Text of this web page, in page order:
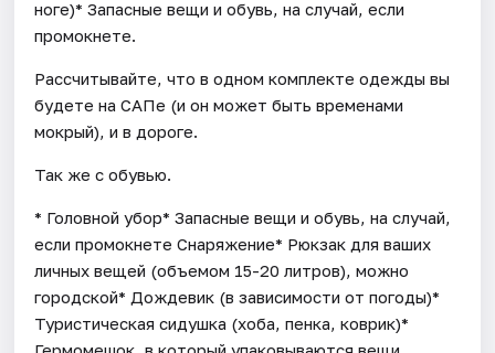
ноге)* Запасные вещи и обувь, на случай, если
промокнете.
Рассчитывайте, что в одном комплекте одежды вы
будете на САПе (и он может быть временами
мокрый), и в дороге.
Так же с обувью.
* Головной убор* Запасные вещи и обувь, на случай,
если промокнете Снаряжение* Рюкзак для ваших
личных вещей (объемом 15-20 литров), можно
городской* Дождевик (в зависимости от погоды)*
Туристическая сидушка (хоба, пенка, коврик)*